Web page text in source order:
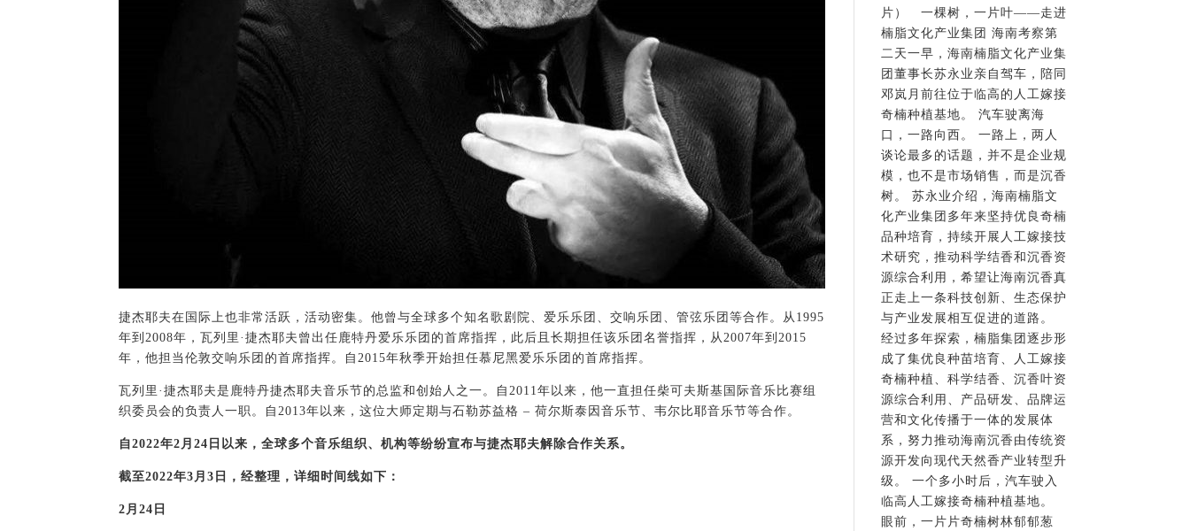
捷杰耶夫在国际上也非常活跃，活动密集。他曾与全球多个知名歌剧院、爱乐乐团、交响乐团、管弦乐团等合作。从1995
年到2008年，瓦列里·捷杰耶夫曾出任鹿特丹爱乐乐团的首席指挥，此后且长期担任该乐团名誉指挥，从2007年到2015
年，他担当伦敦交响乐团的首席指挥。自2015年秋季开始担任慕尼黑爱乐乐团的首席指挥。
瓦列里·捷杰耶夫是鹿特丹捷杰耶夫音乐节的总监和创始人之一。自2011年以来，他一直担任柴可夫斯基国际音乐比赛组
织委员会的负责人一职。自2013年以来，这位大师定期与石勒苏益格 – 荷尔斯泰因音乐节、韦尔比耶音乐节等合作。
自2022年2月24日以来，全球多个音乐组织、机构等纷纷宣布与捷杰耶夫解除合作关系。
截至2022年3月3日，经整理，详细时间线如下：
2月24日
片） 一棵树，一片叶——走进
楠脂文化产业集团 海南考察第
二天一早，海南楠脂文化产业集
团董事长苏永业亲自驾车，陪同
邓岚月前往位于临高的人工嫁接
奇楠种植基地。 汽车驶离海
口，一路向西。 一路上，两人
谈论最多的话题，并不是企业规
模，也不是市场销售，而是沉香
树。 苏永业介绍，海南楠脂文
化产业集团多年来坚持优良奇楠
品种培育，持续开展人工嫁接技
术研究，推动科学结香和沉香资
源综合利用，希望让海南沉香真
正走上一条科技创新、生态保护
与产业发展相互促进的道路。
经过多年探索，楠脂集团逐步形
成了集优良种苗培育、人工嫁接
奇楠种植、科学结香、沉香叶资
源综合利用、产品研发、品牌运
营和文化传播于一体的发展体
系，努力推动海南沉香由传统资
源开发向现代天然香产业转型升
级。 一个多小时后，汽车驶入
临高人工嫁接奇楠种植基地。
眼前，一片片奇楠树林郁郁葱